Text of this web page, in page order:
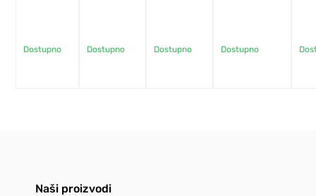
Dostupno Dostupno Dostupno Dostupno
Naši proizvodi